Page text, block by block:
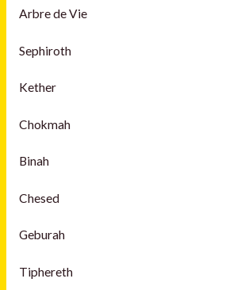
Arbre de Vie
Sephiroth
Kether
Chokmah
Binah
Chesed
Geburah
Tiphereth